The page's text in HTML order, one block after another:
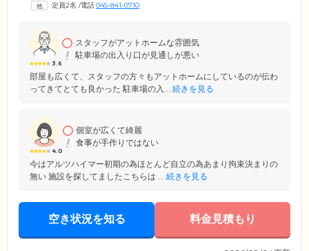
定員2名 /電話045-841-0710
3.6
スタッフがアットホームな雰囲気
駐車場の出入り口が見通しが悪い
部屋も広くて、スタッフの方々もアットホームにしているのが伝わ
ってきてとても良かった 駐車場の入... 続きを見る
4.0
個室が広くて綺麗
食事が手作りではない
今はアルツハイマー初期の為ほとんど自立の為あまり拘束決まりの
無い 施設を探してましたこちらは ... 続きを見る
空き状況を知る 料金見積もり